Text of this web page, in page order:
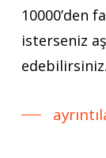
10000’den
isterseniz
edebilirsiniz.